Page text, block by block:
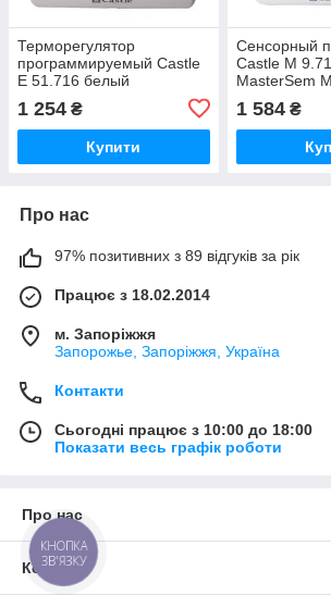
Терморегулятор
программируемый Castle
Е 51.716 белый
1 254 ₴
Купити
Сенсорный
Castle M
MasterSem
1 584₴
Про нас
97% позитивних з 89 відгуків за рік
Працює з 18.02.2014
м. Запоріжжя
Запорожье, Запоріжжя, Україна
Контакти
Сьогодні працює з 10:00 до 18:00
Показати весь графік роботи
Про нас
Контакти
КНОПКА
ЗВ'ЯЗКУ